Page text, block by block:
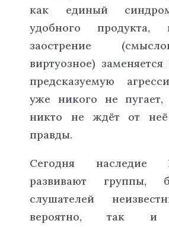
как единый
удобного продукта,
заострение
виртуозное)
предсказуемую
уже никого не пугает,
никто не ждёт от неё
правды.
Сегодня наследие
развивают группы,
слушателей
вероятно, так и